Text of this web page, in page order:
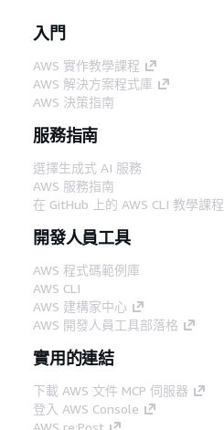
入門
AWS 實作教學課程
AWS 解決方案程式庫
AWS 決策指南
服務指南
選擇生成式 AI 服務
AWS 服務指南
在 GitHub 上的 AWS CLI 教學課程
開發人員工具
AWS 程式碼範例庫
AWS CLI
AWS 建構家中心
AWS 開發人員工具部落格
實用的連結
下載 AWS 文件 MCP 伺服器
登入 AWS Console
AWS re:Post